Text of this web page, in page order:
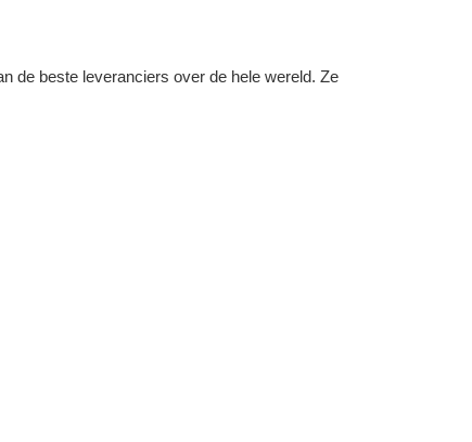
de beste leveranciers over de hele wereld. Ze